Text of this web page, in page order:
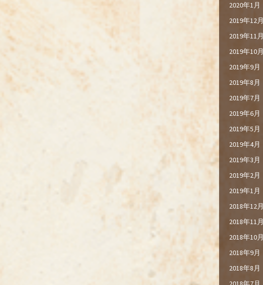
2020年1月
2019年12月
2019年11月
2019年10月
2019年9月
2019年8月
2019年7月
2019年6月
2019年5月
2019年4月
2019年3月
2019年2月
2019年1月
2018年12月
2018年11月
2018年10月
2018年9月
2018年8月